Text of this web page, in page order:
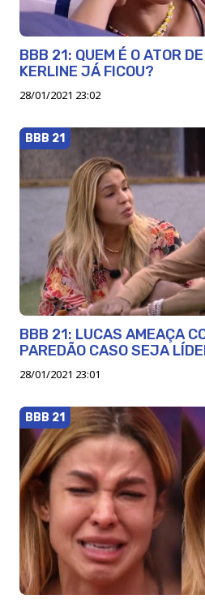
BBB 21: QUEM É O ATOR
KERLINE JÁ FICOU?
28/01/2021 23:02
BBB 21
BBB 21: LUCAS AMEAÇA
PAREDÃO CASO SEJA
28/01/2021 23:01
BBB 21